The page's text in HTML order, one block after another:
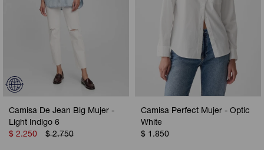
Camisa De Jean Big Mujer -
Light Indigo 6
$ 2.250 $ 2.750
Camisa Perfect Mujer - Optic
White
$ 1.850